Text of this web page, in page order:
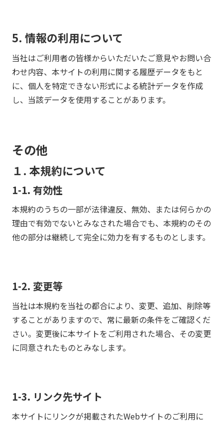
5. 情報の利用について
当社はご利用者の皆様からいただいたご意見やお問い合
わせ内容、本サイトの利用に関する履歴データをもと
に、個人を特定できない形式による統計データを作成
し、当該データを使用することがあります。
その他
１. 本規約について
1-1. 有効性
本規約のうちの一部が法律違反、無効、または何らかの
理由で有効でないとみなされた場合でも、本規約のその
他の部分は継続して完全に効力を有するものとします。
1-2. 変更等
当社は本規約を当社の都合により、変更、追加、削除等
することがありますので、常に最新の条件をご確認くだ
さい。変更後に本サイトをご利用された場合、その変更
に同意されたものとみなします。
1-3. リンク先サイト
本サイトにリンクが掲載されたWebサイトのご利用に